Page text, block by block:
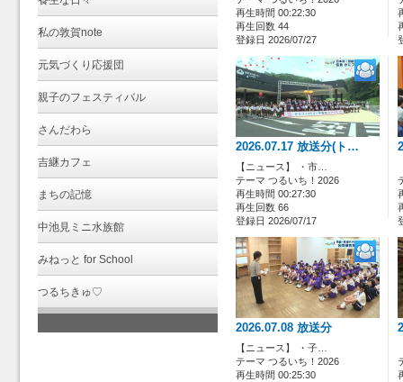
私の敦賀note
元気づくり応援団
親子のフェスティバル
さんだわら
吉継カフェ
まちの記憶
中池見ミニ水族館
みねっと for School
つるちきゅ♡
再生時間 00:22:30
再生回数 44
登録日 2026/07/27
2026.07.17 放送分(ト…
【ニュース】 ・市…
テーマ つるいち！2026
再生時間 00:27:30
再生回数 66
登録日 2026/07/17
2026.07.08 放送分
【ニュース】 ・子…
テーマ つるいち！2026
再生時間 00:25:30